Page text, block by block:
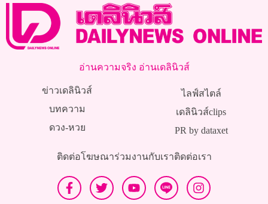
อ่านความจริง อ่านเดลินิวส์
ข่าวเดลินิวส์
บทความ
ดวง-หวย
ไลฟ์สไตล์
เดลินิวส์clips
PR by dataxet
ติดต่อโฆษณาร่วมงานกับเราติดต่อเรา